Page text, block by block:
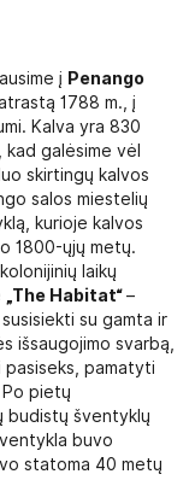
į Penango
1788 m., į
Kalva yra 830
galėsime vėl
skirtingų kalvos
salos miestelių
kurioje kalvos
1800-ųjų metų.
laikų
„The Habitat“–
su gamta ir
išsaugojimo svarbą,
pasiseks, pamatyti
pietų
budistų šventyklų
buvo
statoma 40 metų